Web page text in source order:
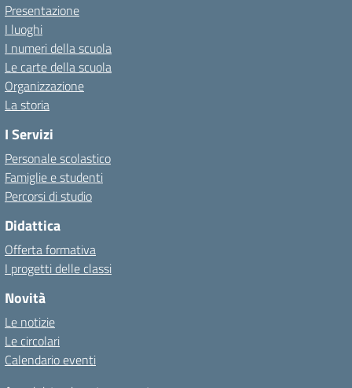
Presentazione
I luoghi
I numeri della scuola
Le carte della scuola
Organizzazione
La storia
I Servizi
Personale scolastico
Famiglie e studenti
Percorsi di studio
Didattica
Offerta formativa
I progetti delle classi
Novità
Le notizie
Le circolari
Calendario eventi